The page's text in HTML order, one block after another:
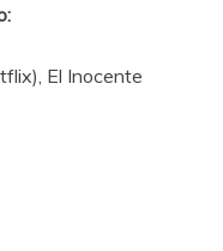
El Inocente